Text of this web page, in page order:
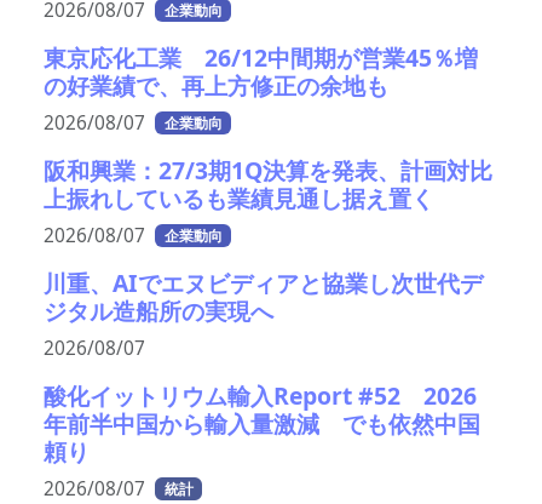
2026/08/07 企業動向
東京応化工業 26/12中間期が営業45％増
の好業績で、再上方修正の余地も
2026/08/07 企業動向
阪和興業：27/3期1Q決算を発表、計画対比
上振れしているも業績見通し据え置く
2026/08/07 企業動向
川重、AIでエヌビディアと協業し次世代デ
ジタル造船所の実現へ
2026/08/07
酸化イットリウム輸入Report #52 2026
年前半中国から輸入量激減 でも依然中国
頼り
2026/08/07 統計